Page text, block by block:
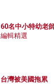
60名中小特幼老
編輯精選
台灣被美國拖累